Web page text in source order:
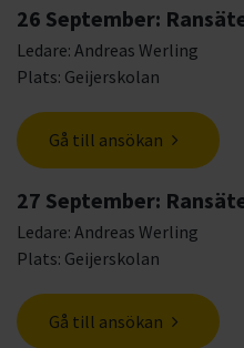
26 September:
Ledare: Andreas Werling
Plats: Geijerskolan
Gå till ansökan
27 September:
Ledare: Andreas Werling
Plats: Geijerskolan
Gå till ansökan